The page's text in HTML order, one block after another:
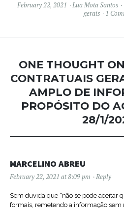
February 22, 2021 Lua Mota Santos
gerais
1
ONE THOUGHT
CONTRATUAIS
AMPLO DE
PROPÓSITO DO
28/1/
MARCELINO ABREU
February 22, 2021 at 8:09 pm Reply
Sem duvida que “não se pode aceitar
formais, remetendo a informação